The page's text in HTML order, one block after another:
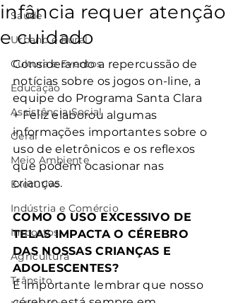
Saúde
Urbano e Rural
Cultura e Eventos
Educação
Assistência Social
Geral
Meio Ambiente
Executivo
Indústria e Comércio
Impostos
Agricultura
Trânsito
infância requer atenção
e cuidado
Considerando a repercussão de
notícias sobre os jogos on-line, a
equipe do Programa Santa Clara
+ Feliz elaborou algumas
informações importantes sobre o
uso de eletrônicos e os reflexos
que podem ocasionar nas
crianças.
COMO O USO EXCESSIVO DE
TELAS IMPACTA O CÉREBRO
DAS NOSSAS CRIANÇAS E
ADOLESCENTES?
É importante lembrar que nosso